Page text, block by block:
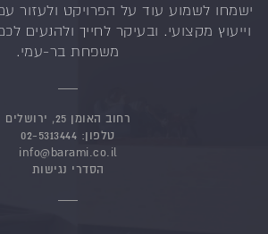
ישמחו לשמוע עוד על הפרויקט ולעזור
וייעוץ מקצועי. ובעיקר לחייך ולהנעים
משפחת בר-עמי.
רחוב האומן 25, ירושלים
טלפון: 02-5313444
info@barami.co.il
הסדרי נגישות